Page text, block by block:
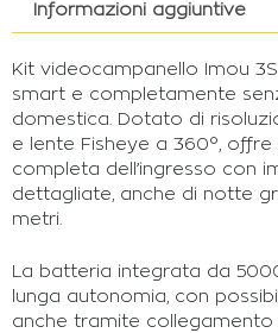
Informazioni aggiuntive
Kit videocampanello Imou
smart e completamente
domestica. Dotato di
e lente Fisheye a 360°,
completa dell’ingresso con
dettagliate, anche di notte
metri.
La batteria integrata da
lunga autonomia, con
anche tramite collegamento